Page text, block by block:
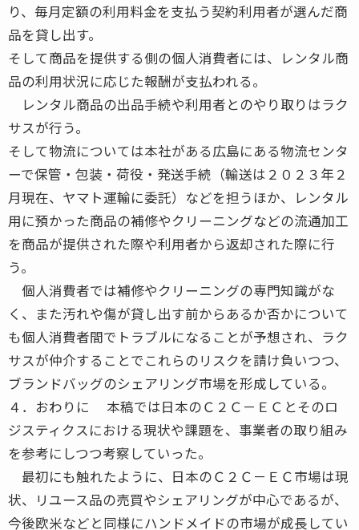
り、毎月定額の利用料金を支払う契約利用者が選んだ商
品を貸し出す。
そして商品を提供する側の個人消費者には、レンタル商
品の利用状況に応じた報酬が支払われる。
レンタル商品の出品手続や利用者とのやり取りはラク
サスが行う。
そして物流については本社がある広島にある物流センタ
ーで保管・包装・荷役・発送手続（輸送は２０２３年２
月現在、ヤマト運輸に委託）などを担うほか、レンタル
用に預かった商品の補修やクリーニングなどの流通加工
を商品が提供された際や利用者から返却された際に行
う。
個人消費者では補修やクリーニングの専門知識がな
く、また汚れや傷が貸し出す前からあるか否かについて
も個人消費者間でトラブルになることが予想され、ラク
サスが仲介することでこれらのリスクを請け負いつつ、
ブランドバッグのシェアリング市場を形成している。
４．おわりに 本稿では日本のＣ２Ｃ－ＥＣとそのロ
ジスティクスにおける現状や課題を、事業者の取り組み
を参考にしつつ考察していった。
最初にも触れたように、日本のＣ２Ｃ－ＥＣ市場は現
状、リユース品の売買やシェアリングが中心であるが、
今後欧米などと同様にハンドメイドの市場が成長してい